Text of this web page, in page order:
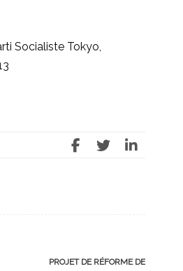
Socialiste Tokyo,
PROJET DE RÉFORME DE